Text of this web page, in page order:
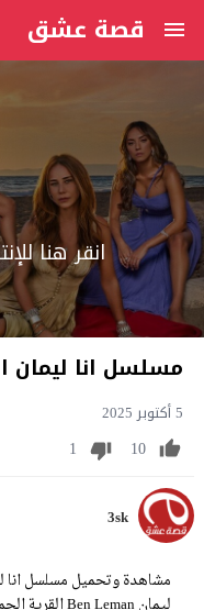
قصة عشق
انقر هنا
مسلسل انا ليمان
5 أكتوبر 2025
10
1
3sk